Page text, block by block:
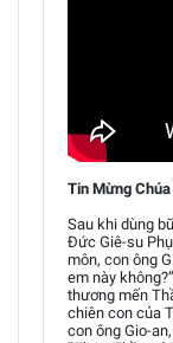
Tin Mừng
Sau khi dùng
Đức Giê-su
môn, con ông
em này
thương mến
chiên con của
con ông Gio-